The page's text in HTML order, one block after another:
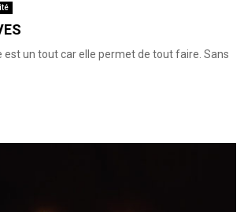
est un tout car elle permet de tout faire. Sans